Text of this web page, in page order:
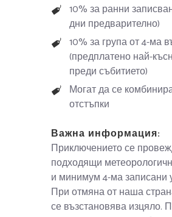
10% за ранни
дни предварително)
10% за група от 4-ма
(предплатено най-
преди събитието)
Могат да се
отстъпки
Важна информация:
Приключението се
подходящи
и минимум 4-ма записани
При отмяна от наша
се възстановява изцяло.